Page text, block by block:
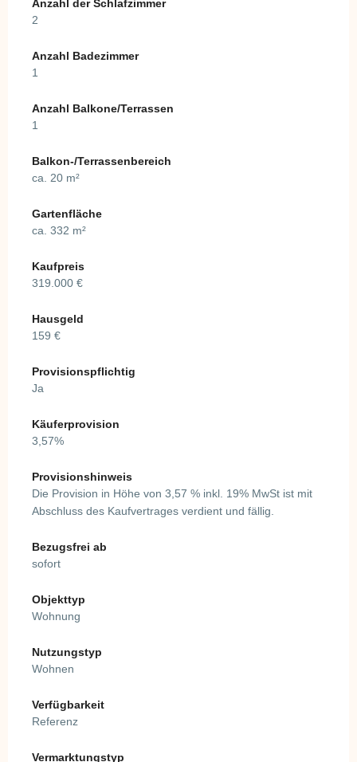
Anzahl der Schlafzimmer
2
Anzahl Badezimmer
1
Anzahl Balkone/Terrassen
1
Balkon-/Terrassenbereich
ca. 20 m²
Gartenfläche
ca. 332 m²
Kaufpreis
319.000 €
Hausgeld
159 €
Provisionspflichtig
Ja
Käuferprovision
3,57%
Provisionshinweis
Die Provision in Höhe von 3,57 % inkl. 19% MwSt ist mit
Abschluss des Kaufvertrages verdient und fällig.
Bezugsfrei ab
sofort
Objekttyp
Wohnung
Nutzungstyp
Wohnen
Verfügbarkeit
Referenz
Vermarktungstyp